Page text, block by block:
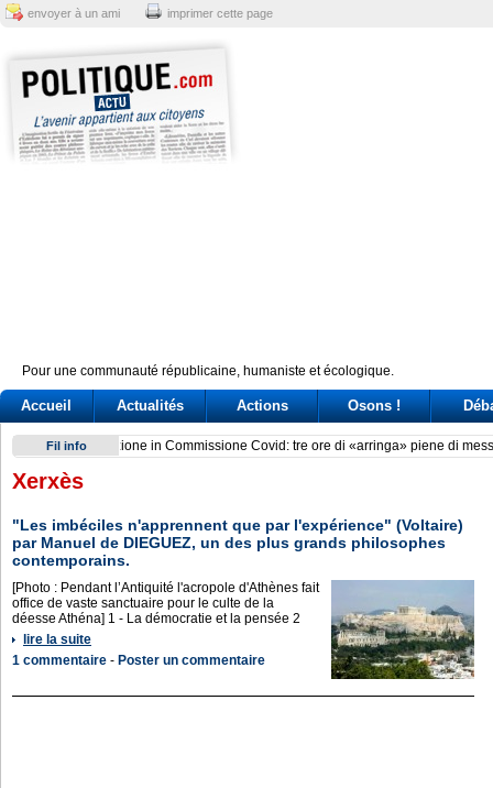
envoyer à un ami imprimer cette page
Pour une communauté républicaine, humaniste et écologique.
Accueil Actualités Actions Osons !
Fil info Delmastro, chat oscurate. Tre ricorsi alla Consulta per
Xerxès
"Les imbéciles n'apprennent que par l'expérience" (Voltaire)
par Manuel de DIEGUEZ, un des plus grands philosophes
contemporains.
[Photo : Pendant l’Antiquité l'acropole d'Athènes fait
office de vaste sanctuaire pour le culte de la
déesse Athéna] 1 - La démocratie et la pensée 2
lire la suite
1 commentaire - Poster un commentaire